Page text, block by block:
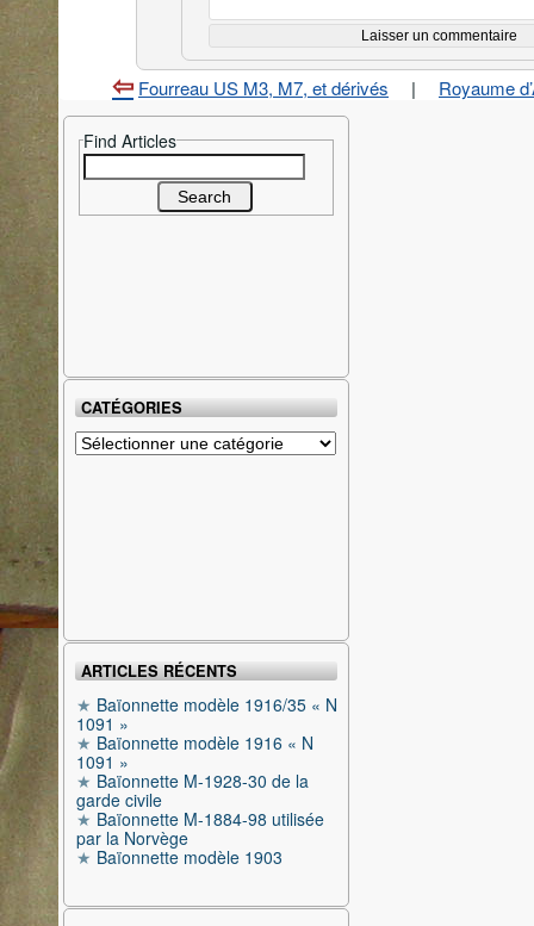
Fourreau US M3, M7, et dérivés | Royaume
Find Articles
Search
for:
CATÉGORIES
Catégories
ARTICLES RÉCENTS
Baïonnette modèle 1916/35 « N
1091 »
Baïonnette modèle 1916 « N
1091 »
Baïonnette M-1928-30 de la
garde civile
Baïonnette M-1884-98 utilisée
par la Norvège
Baïonnette modèle 1903